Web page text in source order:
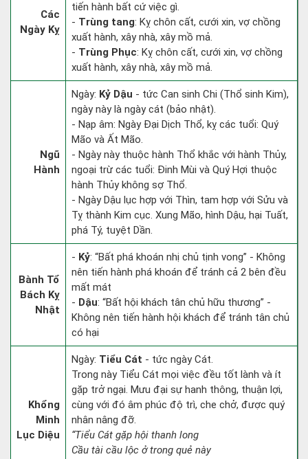
Các
Ngày Kỵ
tiến hành bất cứ việc gì.
- Trùng tang: Kỵ chôn cất, cưới xin, vợ chồng
xuất hành, xây nhà, xây mồ mả.
- Trùng Phục: Kỵ chôn cất, cưới xin, vợ chồng
xuất hành, xây nhà, xây mồ mả.
Ngũ
Hành
Ngày: Kỷ Dậu - tức Can sinh Chi (Thổ sinh Kim),
ngày này là ngày cát (bảo nhật).
- Nạp âm: Ngày Đại Dịch Thổ, kỵ các tuổi: Quý
Mão và Ất Mão.
- Ngày này thuộc hành Thổ khắc với hành Thủy,
ngoại trừ các tuổi: Đinh Mùi và Quý Hợi thuộc
hành Thủy không sợ Thổ.
- Ngày Dậu lục hợp với Thìn, tam hợp với Sửu và
Tỵ thành Kim cục. Xung Mão, hình Dậu, hại Tuất,
phá Tý, tuyệt Dần.
Bành Tổ
Bách Kỵ
Nhật
- Kỷ: “Bất phá khoán nhị chủ tịnh vong” - Không
nên tiến hành phá khoán để tránh cả 2 bên đều
mất mát
- Dậu: “Bất hội khách tân chủ hữu thương” -
Không nên tiến hành hội khách để tránh tân chủ
có hại
Khổng
Minh
Lục Diệu
Ngày: Tiểu Cát - tức ngày Cát.
Trong này Tiểu Cát mọi việc đều tốt lành và ít
gặp trở ngại. Mưu đại sự hanh thông, thuận lợi,
cùng với đó âm phúc độ trì, che chở, được quý
nhân nâng đỡ.
“Tiểu Cát gặp hội thanh long
Cầu tài cầu lộc ở trong quẻ này